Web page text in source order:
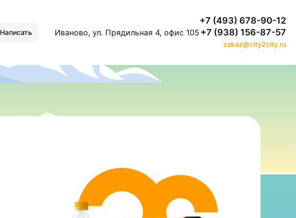
Написать Иваново, ул. Прядильная 4, офис 105
+7 (493) 678-90-12
+7 (938) 156-87-57
zakaz@city2city.ru